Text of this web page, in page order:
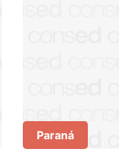
Paraná